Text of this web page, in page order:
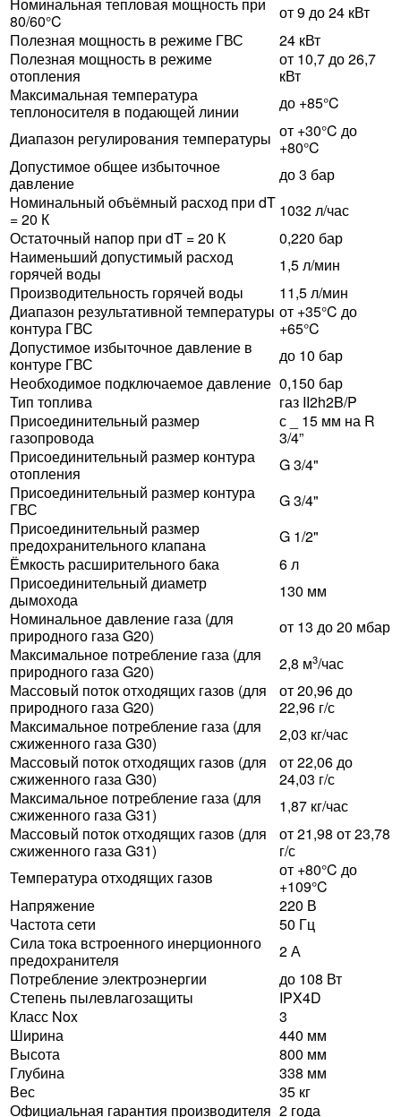
Номинальная тепловая мощность при
80/60°C
от 9 до 24 кВт
Полезная мощность в режиме ГВС
24 кВт
Полезная мощность в режиме
отопления
от 10,7 до 26,7
кВт
Максимальная температура
теплоносителя в подающей линии
до +85°C
Диапазон регулирования температуры от +30°C до
+80°C
Допустимое общее избыточное
давление
до 3 бар
Номинальный объёмный расход при dT
= 20 К
1032 л/час
Остаточный напор при dT = 20 К
0,220 бар
Наименьший допустимый расход
горячей воды
1,5 л/мин
Производительность горячей воды
11,5 л/мин
Диапазон результативной температуры
контура ГВС
от +35°C до
+65°C
Допустимое избыточное давление в
контуре ГВС
до 10 бар
Необходимое подключаемое давление 0,150 бар
Тип топлива
газ II2h2B/P
Присоединительный размер
газопровода
с _ 15 мм на R
3/4”
Присоединительный размер контура
отопления
G 3/4"
Присоединительный размер контура
ГВС
G 3/4"
Присоединительный размер
предохранительного клапана
G 1/2"
Ёмкость расширительного бака
6 л
Присоединительный диаметр
дымохода
130 мм
Номинальное давление газа (для
природного газа G20)
от 13 до 20 мбар
Максимальное потребление газа (для
природного газа G20)
2,8 м3/час
Массовый поток отходящих газов (для
природного газа G20)
от 20,96 до
22,96 г/с
Максимальное потребление газа (для
сжиженного газа G30)
2,03 кг/час
Массовый поток отходящих газов (для
сжиженного газа G30)
от 22,06 до
24,03 г/с
Максимальное потребление газа (для
сжиженного газа G31)
1,87 кг/час
Массовый поток отходящих газов (для
сжиженного газа G31)
от 21,98 от 23,78
г/с
Температура отходящих газов
от +80°C до
+109°C
Напряжение
220 В
Частота сети
50 Гц
Сила тока встроенного инерционного
предохранителя
2 А
Потребление электроэнергии
до 108 Вт
Степень пылевлагозащиты
IPX4D
Класс Nox
3
Ширина
440 мм
Высота
800 мм
Глубина
338 мм
Вес
35 кг
Официальная гарантия производителя 2 года